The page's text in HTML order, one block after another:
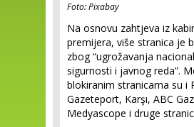
Foto: Pixabay
Na osnovu zahtjeva iz
premijera, više stranica je
zbog “ugrožavanja
sigurnosti i javnog reda”.
blokiranim stranicama su i
Gazeteport, Karşı, ABC
Medyascope i druge